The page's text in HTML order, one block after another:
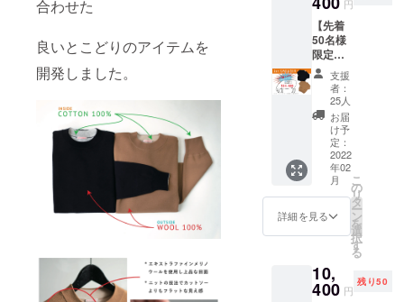
合わせた
良いとこどりのアイテムを
開発しました。
「モノ」が
生まれ、着
られる背景
に意識を巡
らせる。
それらのア
クションに
誰もが主体
的に楽しく
参加でき
を生み出す
ための行動
SHORT
S サイ
ズ/カ
ラー違
いでお
選びい
ただけ
ます。
ご希望
のサイ
ズ/カ
ラーを1
枚ずつ
お選び
くださ
円
【先着
50名様
限定価
格】 1st
SWEAT
ER 一般
販売予
定価格
¥18,000
→¥14,4
00(税/送
料込）
支援
者：
25人
お届
け予
定：
2022
年02
月
詳細を見る
こ
の
リ
タ
ー
ン
を
選
択
す
る
10,
400 円
残り50